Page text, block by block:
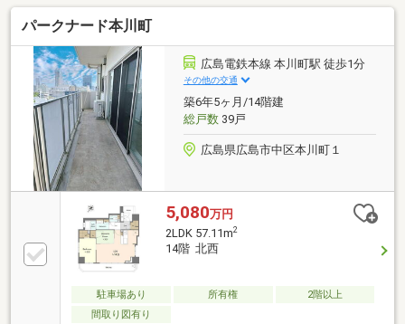
ンクルームを設置・ゲストルーム(有料)等の共用施設
有・宅配BOX有・24時間ゴミ出し可能・ペット飼育可
能(規約有)・2024年2月 クロス貼替履歴有▼周辺環
境・おかず工房グランドタワー店 徒歩1分(約70m)・広
島市立幟町小学校 徒歩8分(約630m)■ ご希望の住まい
探しをお手伝いします ━━━━━・・・物件の詳細・
ご相談はお気軽にお問い合わせください。
パークナード本川町
広島電鉄本線 本川町駅 徒歩1分
その他の交通
築6年5ヶ月/14階建
総戸数39戸
広島県広島市中区本川町１
5,080万円
2LDK 57.11m2
14階 北西
駐車場あり 所有権
2階以上
間取り図有り